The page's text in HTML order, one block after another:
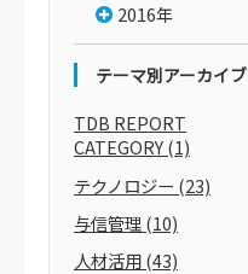
2016年
テーマ別アーカイブ
TDB REPORT
CATEGORY(1)
テクノロジー (23)
与信管理(10)
人材活用(43)